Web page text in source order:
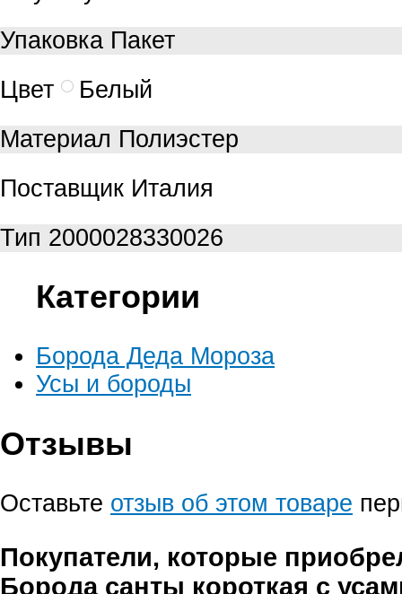
Упаковка Пакет
Цвет
Белый
Материал Полиэстер
Поставщик Италия
Тип 2000028330026
Категории
Борода Деда Мороза
Усы и бороды
Отзывы
Оставьте отзыв об этом товаре
Покупатели, которые
Борода санты короткая с